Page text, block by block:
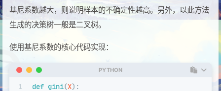
基尼系数越大，则说明样本的不确定性越高。另外，以此方法
生成的决策树一般是二叉树。
使用基尼系数的核心代码实现：
PYTHON
1
def gini(X):